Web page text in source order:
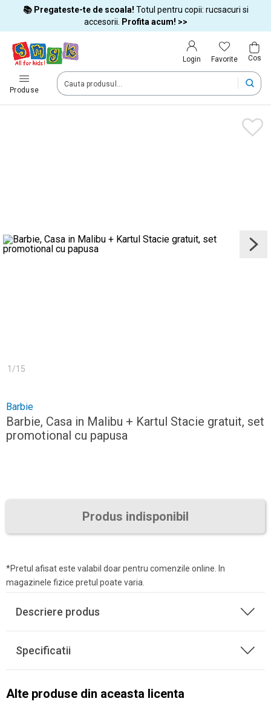
📚 Pregateste-te de scoala! Totul pentru copii: rucsacuri si
accesorii.
Profita acum! >>
Login Favorite Cos
Produse
Tara si limba
Alege tara si treci la cumparaturi
România (Romania)
Dupa schimbarea tarii, unele produse pot fi eliminate din cos
1 /15
Barbie
Barbie, Casa in Malibu + Kartul Stacie gratuit, set
promotional cu papusa
Produs indisponibil
*Pretul afisat este valabil doar pentru comenzile online. In
magazinele fizice pretul poate varia.
Descriere produs
Specificatii
Alte produse din aceasta licenta